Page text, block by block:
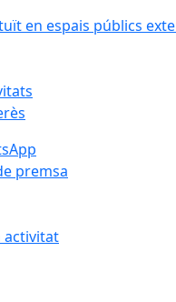
en espais públics
premsa
activitat